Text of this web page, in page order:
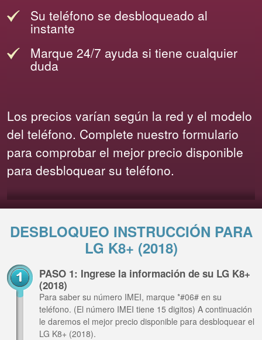
Su teléfono se desbloqueado al
instante
Marque 24/7 ayuda si tiene cualquier
duda
Los precios varían según la red y el modelo
del teléfono. Complete nuestro formulario
para comprobar el mejor precio disponible
para desbloquear su teléfono.
DESBLOQUEO INSTRUCCIÓN PARA
LG K8+ (2018)
PASO 1: Ingrese la información de su LG K8+
(2018)
Para saber su número IMEI, marque *#06# en su
teléfono. (El número IMEI tiene 15 digitos) A continuación
le daremos el mejor precio disponible para desbloquear el
LG K8+ (2018).